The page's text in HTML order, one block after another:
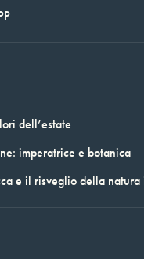
dell’estate
imperatrice e botanica
e il risveglio della